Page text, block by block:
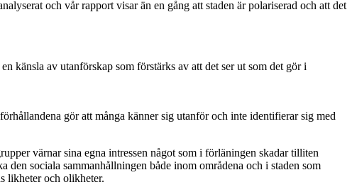
och vår rapport visar än en gång att staden är polariserad och att det
känsla av utanförskap som förstärks av att det ser ut som det gör i
gör att många känner sig utanför och inte identifierar sig med
värnar sina egna intressen något som i förläningen skadar tilliten
sociala sammanhållningen både inom områdena och i staden som
likheter och olikheter.